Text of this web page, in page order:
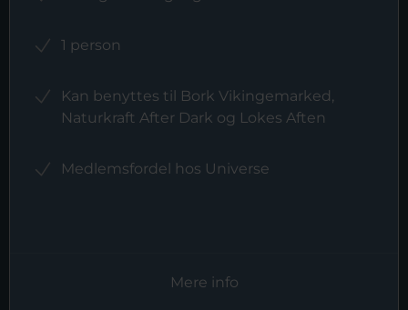
1 person
Kan benyttes til Bork Vikingemarked,
Naturkraft After Dark og Lokes Aften
Medlemsfordel hos Universe
Mere info